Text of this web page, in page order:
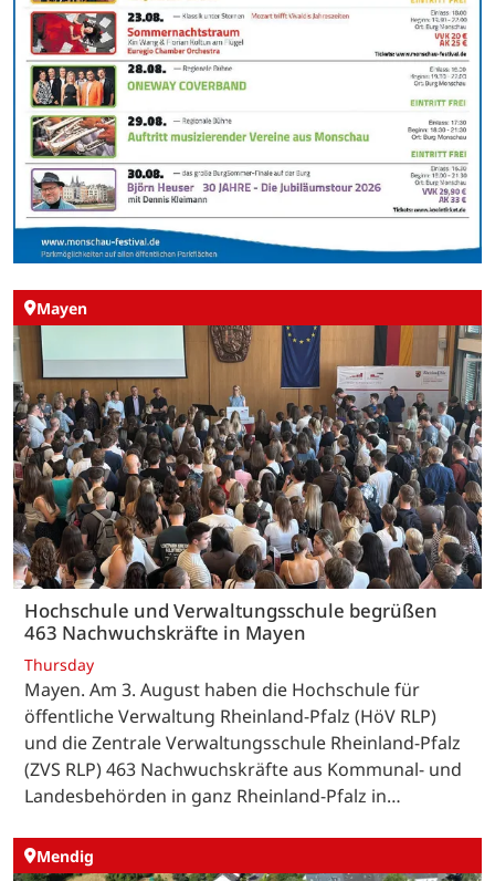
Mayen
Hochschule und Verwaltungsschule begrüßen
463 Nachwuchskräfte in Mayen
Thursday
Mayen. Am 3. August haben die Hochschule für
öffentliche Verwaltung Rheinland-Pfalz (HöV RLP)
und die Zentrale Verwaltungsschule Rheinland-Pfalz
(ZVS RLP) 463 Nachwuchskräfte aus Kommunal- und
Landesbehörden in ganz Rheinland-Pfalz in…
Mendig